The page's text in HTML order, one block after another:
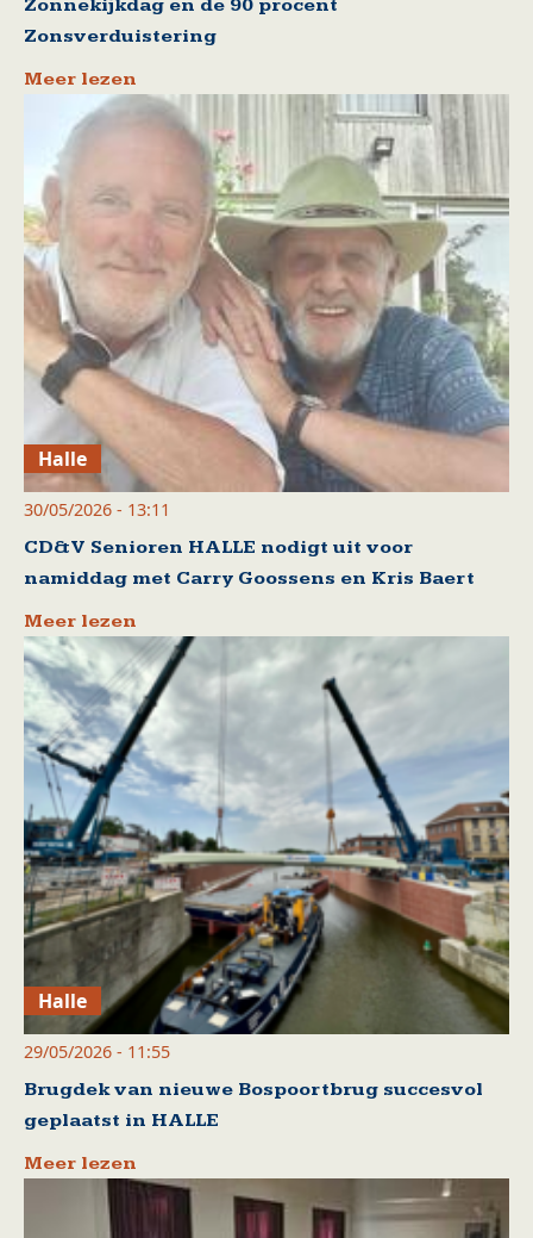
Zonnekijkdag en de 90 procent
Zonsverduistering
Meer lezen
Halle
30/05/2026 - 13:11
CD&V Senioren HALLE nodigt uit voor
namiddag met Carry Goossens en Kris Baert
Meer lezen
Halle
29/05/2026 - 11:55
Brugdek van nieuwe Bospoortbrug succesvol
geplaatst in HALLE
Meer lezen